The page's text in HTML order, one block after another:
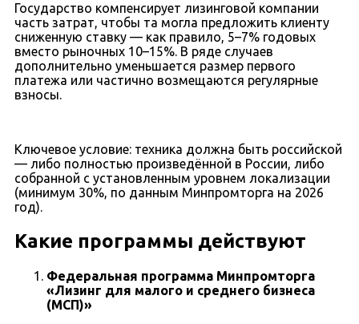
Государство компенсирует лизинговой компании
часть затрат, чтобы та могла предложить клиенту
сниженную ставку — как правило, 5–7% годовых
вместо рыночных 10–15%. В ряде случаев
дополнительно уменьшается размер первого
платежа или частично возмещаются регулярные
взносы.
Ключевое условие: техника должна быть российской
— либо полностью произведённой в России, либо
собранной с установленным уровнем локализации
(минимум 30%, по данным Минпромторга на 2026
год).
Какие программы действуют
Федеральная программа Минпромторга
«Лизинг для малого и среднего бизнеса
(МСП)»